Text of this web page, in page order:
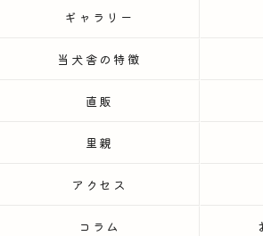
ギャラリー
当犬舎の特徴
直販
里親
アクセス
コラム